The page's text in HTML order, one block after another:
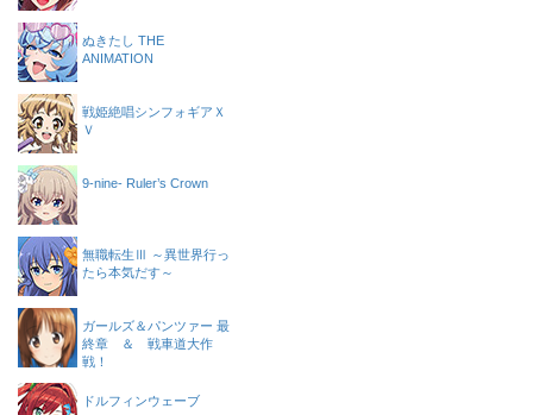
ぬきたし THE
ANIMATION
戦姫絶唱シンフォギアＸ
Ｖ
9-nine- Ruler’s Crown
無職転生Ⅲ ～異世界行っ
たら本気だす～
ガールズ＆パンツァー 最
終章 ＆ 戦車道大作
戦！
ドルフィンウェーブ